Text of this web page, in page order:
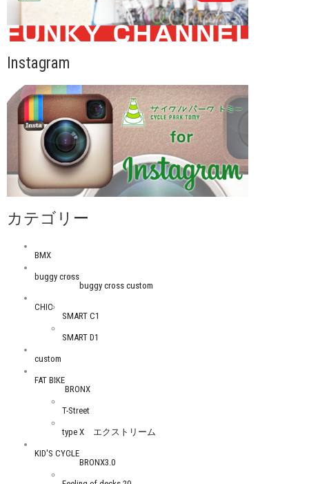
Instagram
カテゴリー
BMX
buggy cross
buggy cross custom
CHIC
SMART C1
SMART D1
custom
FAT BIKE
BRONX
T-Street
type X エクストリーム
KID'S CYCLE
BRONX3.0